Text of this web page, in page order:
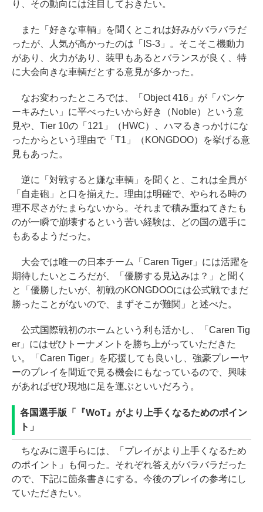
り、その動向には注目しておきたい。
また「好きな車輌」を聞くとこれは好みがバラバラだ
ったが、人気が高かったのは「IS-3」。そこそこ機動力
があり、火力があり、装甲もあるとバランスが良く、特
に大会向きな車輌だとする意見が多かった。
なお変わったところでは、「Object 416」が「パンケ
ーキみたい」に平べったいから好き（Noble）という意
見や、Tier 10の「121」（HWC）、ハマるきっかけにな
ったからという理由で「T1」（KONGDOO）を挙げる意
見もあった。
逆に「対戦すると嫌な車輌」を聞くと、これは全員が
「自走砲」と口を揃えた。理由は明確で、やられる時の
理不尽さがたまらないから。それまで積み重ねてきたも
のが一瞬で崩壊するという苦い経験は、どの国の選手に
もあるようだった。
大会では唯一の日本チーム「Caren Tiger」には活躍を
期待したいところだが、「優勝する見込みは？」と聞く
と「優勝したいが、初戦のKONGDOOには公式戦でまだ
勝ったことがないので、まずそこが難関」と述べた。
公式国際戦初のホームという利も活かし、「Caren Tig
er」にはぜひトーナメントを勝ち上がっていただきた
い。「Caren Tiger」を応援しても良いし、強豪プレーヤ
ーのプレイを間近で見る機会にもなっているので、興味
があればぜひ現地に足を運ぶといいだろう。
各国選手版「『WoT』がより上手くなるためのポイン
ト」
ちなみに選手らには、「プレイがより上手くなるため
のポイント」も伺った。それぞれ答えがバラバラだった
ので、下記に箇条書きにする。今後のプレイの参考にし
ていただきたい。